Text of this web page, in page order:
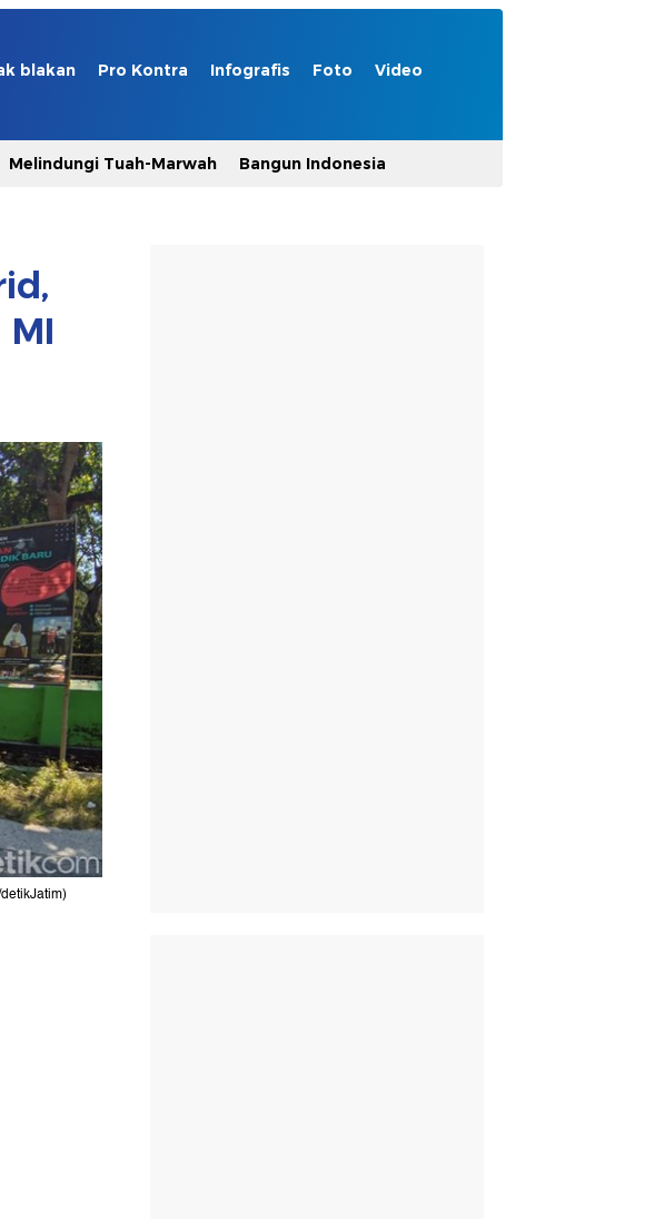
blakan Pro Kontra Infografis Foto Video
Melindungi Tuah-Marwah Bangun Indonesia